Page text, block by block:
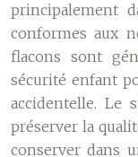
principalement
conformes aux
flacons sont
sécurité enfant
accidentelle. Le
préserver la
conserver dans